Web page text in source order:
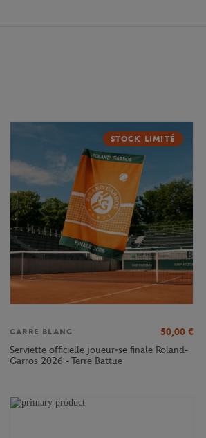
STOCK LIMITÉ
CARRE BLANC 50,00 €
Serviette officielle joueur•se finale Roland-
Garros 2026 - Terre Battue